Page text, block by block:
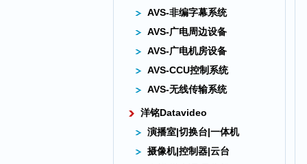
AVS-非编字幕系统
AVS-广电周边设备
AVS-广电机房设备
AVS-CCU控制系统
AVS-无线传输系统
洋铭Datavideo
演播室|切换台|一体机
摄像机|控制器|云台